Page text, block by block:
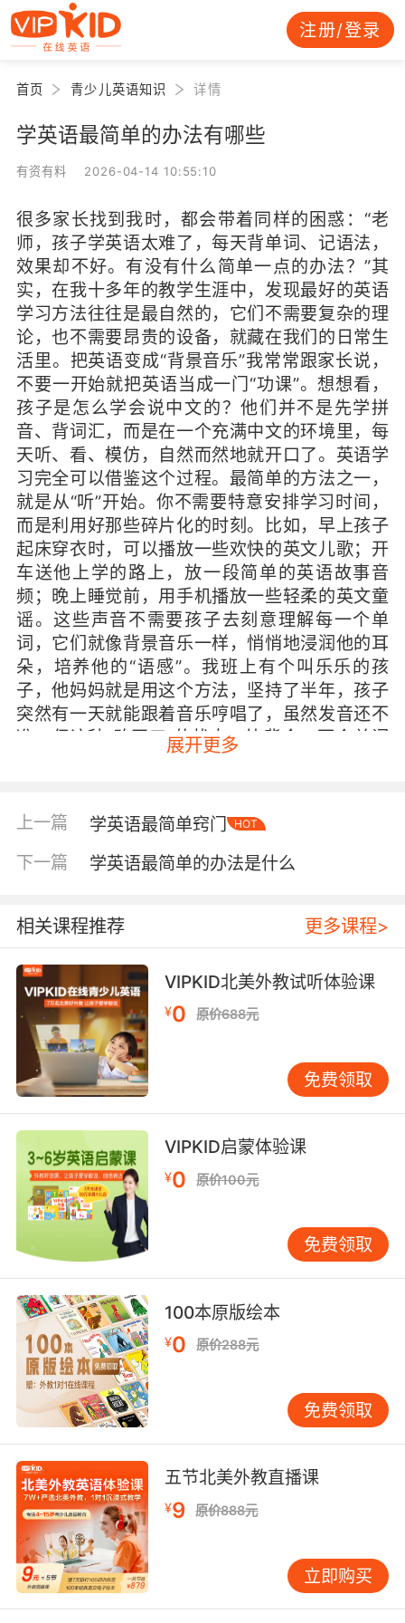
注册/登录
首页 青少儿英语知识 详情
学英语最简单的办法有哪些
有资有料 2026-04-14 10:55:10
很多家长找到我时，都会带着同样的困惑：“老
师，孩子学英语太难了，每天背单词、记语法，
效果却不好。有没有什么简单一点的办法？”其
实，在我十多年的教学生涯中，发现最好的英语
学习方法往往是最自然的，它们不需要复杂的理
论，也不需要昂贵的设备，就藏在我们的日常生
活里。把英语变成“背景音乐”我常常跟家长说，
不要一开始就把英语当成一门“功课”。想想看，
孩子是怎么学会说中文的？他们并不是先学拼
音、背词汇，而是在一个充满中文的环境里，每
天听、看、模仿，自然而然地就开口了。英语学
习完全可以借鉴这个过程。最简单的方法之一，
就是从“听”开始。你不需要特意安排学习时间，
而是利用好那些碎片化的时刻。比如，早上孩子
起床穿衣时，可以播放一些欢快的英文儿歌；开
车送他上学的路上，放一段简单的英语故事音
频；晚上睡觉前，用手机播放一些轻柔的英文童
谣。这些声音不需要孩子去刻意理解每一个单
词，它们就像背景音乐一样，悄悄地浸润他的耳
朵，培养他的“语感”。我班上有个叫乐乐的孩
子，他妈妈就是用这个方法，坚持了半年，孩子
突然有一天就能跟着音乐哼唱了，虽然发音还不
准，但这种“敢开口”的状态，比背会一百个单词
都珍贵。让英语在生活中“看得见”除了“听”，我们
可以在家里的物品上贴上英文标签——在冰箱上
贴“fridge”，在门上贴“door”，在椅子上贴
“chair”。这不是为了考试，而是让孩子把实物和
单词建立最直接的联系。当孩子每天无数次看到
里了。吃饭的时候，也是学习的好时机。拿起一
个苹果，你可以说“apple”；喝牛奶时，可以说
“milk”。不要要求孩子立刻重复，你只需要像说中
文一样自然地说出来。今天说，明天说，后天还
说，慢慢地，当你再问“What’sthis？”指着苹果
时，他很可能会脱口而出。这个过程没有任何压
力，就像认识一个新朋友的名字一样自然。玩中
学，兴趣是最好的老师孩子天生爱玩，那我们就
把学习变成游戏。单词卡片不一定非要正襟危坐
地背诵。你可以把它们做成“寻宝游戏”的道具，
把卡片藏在房间各处，让孩子找到并说出对应的
单词；或者玩“你比我猜”，你做一个动作，让孩
子猜是哪个英文单词。这些亲子互动，不仅能学
到东西，更是高质量的陪伴。阅读也不要搞得太
严肃。选择画面丰富、文字简单的英文绘本，每
天花十分钟，和孩子一起看图说话。你不用逐字
逐句翻译，可以用中文讲个大概的故事，同时指
着英文单词读出来。重点是让孩子感受到，这本
书很有趣，里面的图画和故事吸引人，而英语是
打开这个有趣世界的其中一把钥匙。从“要我说”
到“我要说”很多家长会着急孩子不开口，于是不
停地催促：“快说啊，这个用英语怎么说？”这种
催促往往会适得其反，让孩子产生抵触心理。我
始终认为，启蒙阶段，保护兴趣和信心远比学会
多少具体知识更重要。创造一个安全、鼓励的环
境。当孩子尝试说英语，哪怕发音奇怪、语法错
误，比如把“Ilikeapples”说成“Ilikesapple”，也请
先给他一个大大的微笑和肯定：“哇，你会用英语
说喜欢苹果了！真棒！”然后，你可以用正确的说
法自然地重复一遍：“Yes,Ilikeapplestoo!”孩子听
展开更多
上一篇 学英语最简单窍门 HOT
下一篇 学英语最简单的办法是什么
相关课程推荐 更多课程>
VIPKID北美外教试听体验课
¥0 原价688元
免费领取
VIPKID启蒙体验课
¥0 原价100元
免费领取
100本原版绘本
¥0 原价288元
免费领取
五节北美外教直播课
¥9 原价888元
立即购买